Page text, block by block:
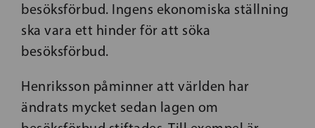
besöksförbud. Ingens ekonomiska ställning
ska vara ett hinder för att söka
besöksförbud.
Henriksson påminner att världen har
ändrats mycket sedan lagen om